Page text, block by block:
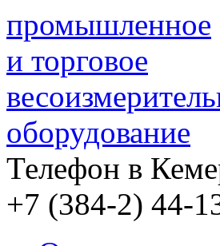
промышленное
и торговое
оборудование
Телефон в
+7 (384-2) 44-